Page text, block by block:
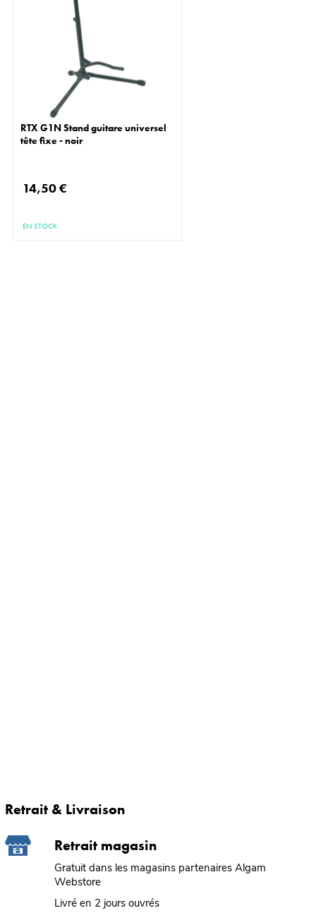
RTX G1N Stand guitare universel
tête fixe - noir
14,50 €
EN STOCK
Retrait & Livraison
Retrait magasin
Gratuit dans les magasins partenaires Algam
Webstore
Livré en 2 jours ouvrés